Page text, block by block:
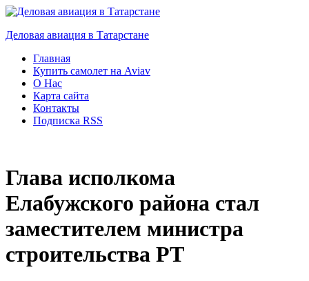
Деловая авиация в Татарстане
Главная
Купить самолет на Aviav
О Нас
Карта сайта
Контакты
Подписка RSS
Глава исполкома
Елабужского района стал
заместителем министра
строительства РТ